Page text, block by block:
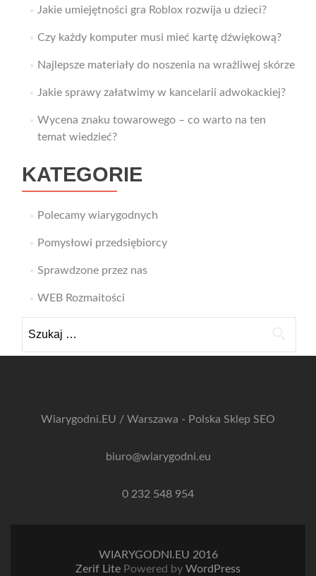
Jakie umiejętności gra Roblox rozwija u dzieci?
Czy każdy komputer musi mieć kartę dźwiękową?
Najlepsze materiały do noszenia na wrażliwej skórze
Jakie sprawy załatwimy w kancelarii adwokackiej?
Wycena znaku towarowego – co warto na ten
temat wiedzieć?
KATEGORIE
Polecamy wiarygodnych
Pomysłowi przedsiębiorcy
Sprawdzone przez nas
WEB Rozmaitości
Wiarygodni.EU / Warszawa - Polska Sklep SEO
biuro@wiarygodni.eu
0 232 548 954
WIARYGODNI.EU 2016
Zerif Lite Powered by WordPress